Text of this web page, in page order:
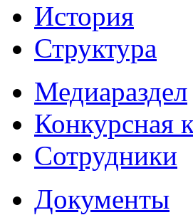
История
Структура
Медиараздел
Конкурсная
Сотрудники
Документы